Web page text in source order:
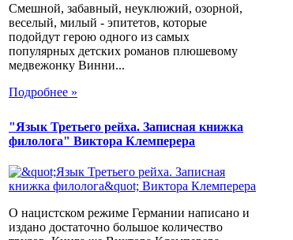
Смешной, забавный, неуклюжий, озорной,
веселый, милый - эпитетов, которые
подойдут герою одного из самых
популярных детских романов плюшевому
медвежонку Винни...
Подробнее »
"Язык Третьего рейха. Записная книжка
филолога" Виктора Клемперера
О нацистском режиме Германии написано и
издано достаточно большое количество